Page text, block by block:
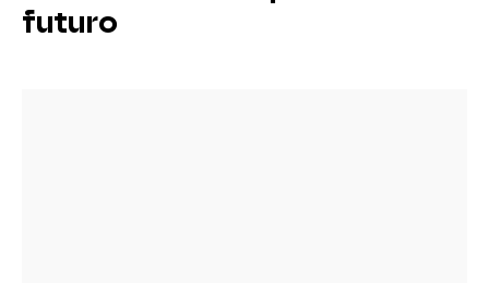
futuro